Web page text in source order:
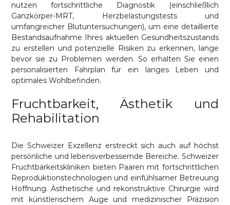
nutzen fortschrittliche Diagnostik (einschließlich
Ganzkörper-MRT, Herzbelastungstests und
umfangreicher Blutuntersuchungen), um eine detaillierte
Bestandsaufnahme Ihres aktuellen Gesundheitszustands
zu erstellen und potenzielle Risiken zu erkennen, lange
bevor sie zu Problemen werden. So erhalten Sie einen
personalisierten Fahrplan für ein langes Leben und
optimales Wohlbefinden.
Fruchtbarkeit, Ästhetik und
Rehabilitation
Die Schweizer Exzellenz erstreckt sich auch auf höchst
persönliche und lebensverbessernde Bereiche. Schweizer
Fruchtbarkeitskliniken bieten Paaren mit fortschrittlichen
Reproduktionstechnologien und einfühlsamer Betreuung
Hoffnung. Ästhetische und rekonstruktive Chirurgie wird
mit künstlerischem Auge und medizinischer Präzision